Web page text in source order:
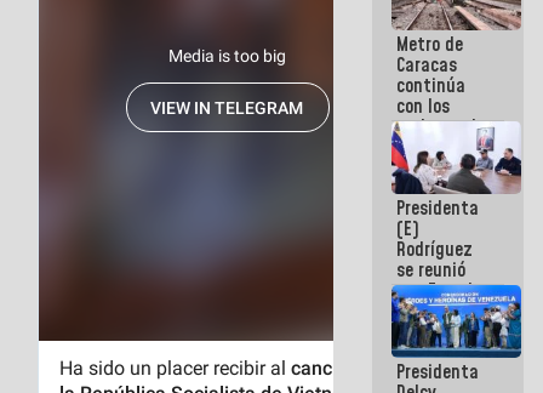
Metro de
Caracas
continúa
con los
trabajos de
mantenimiento
e inspección
en la Línea 2
Presidenta
(E)
Rodríguez
se reunió
con Estado
Mayor
Eléctrico
para
abordar
Presidenta